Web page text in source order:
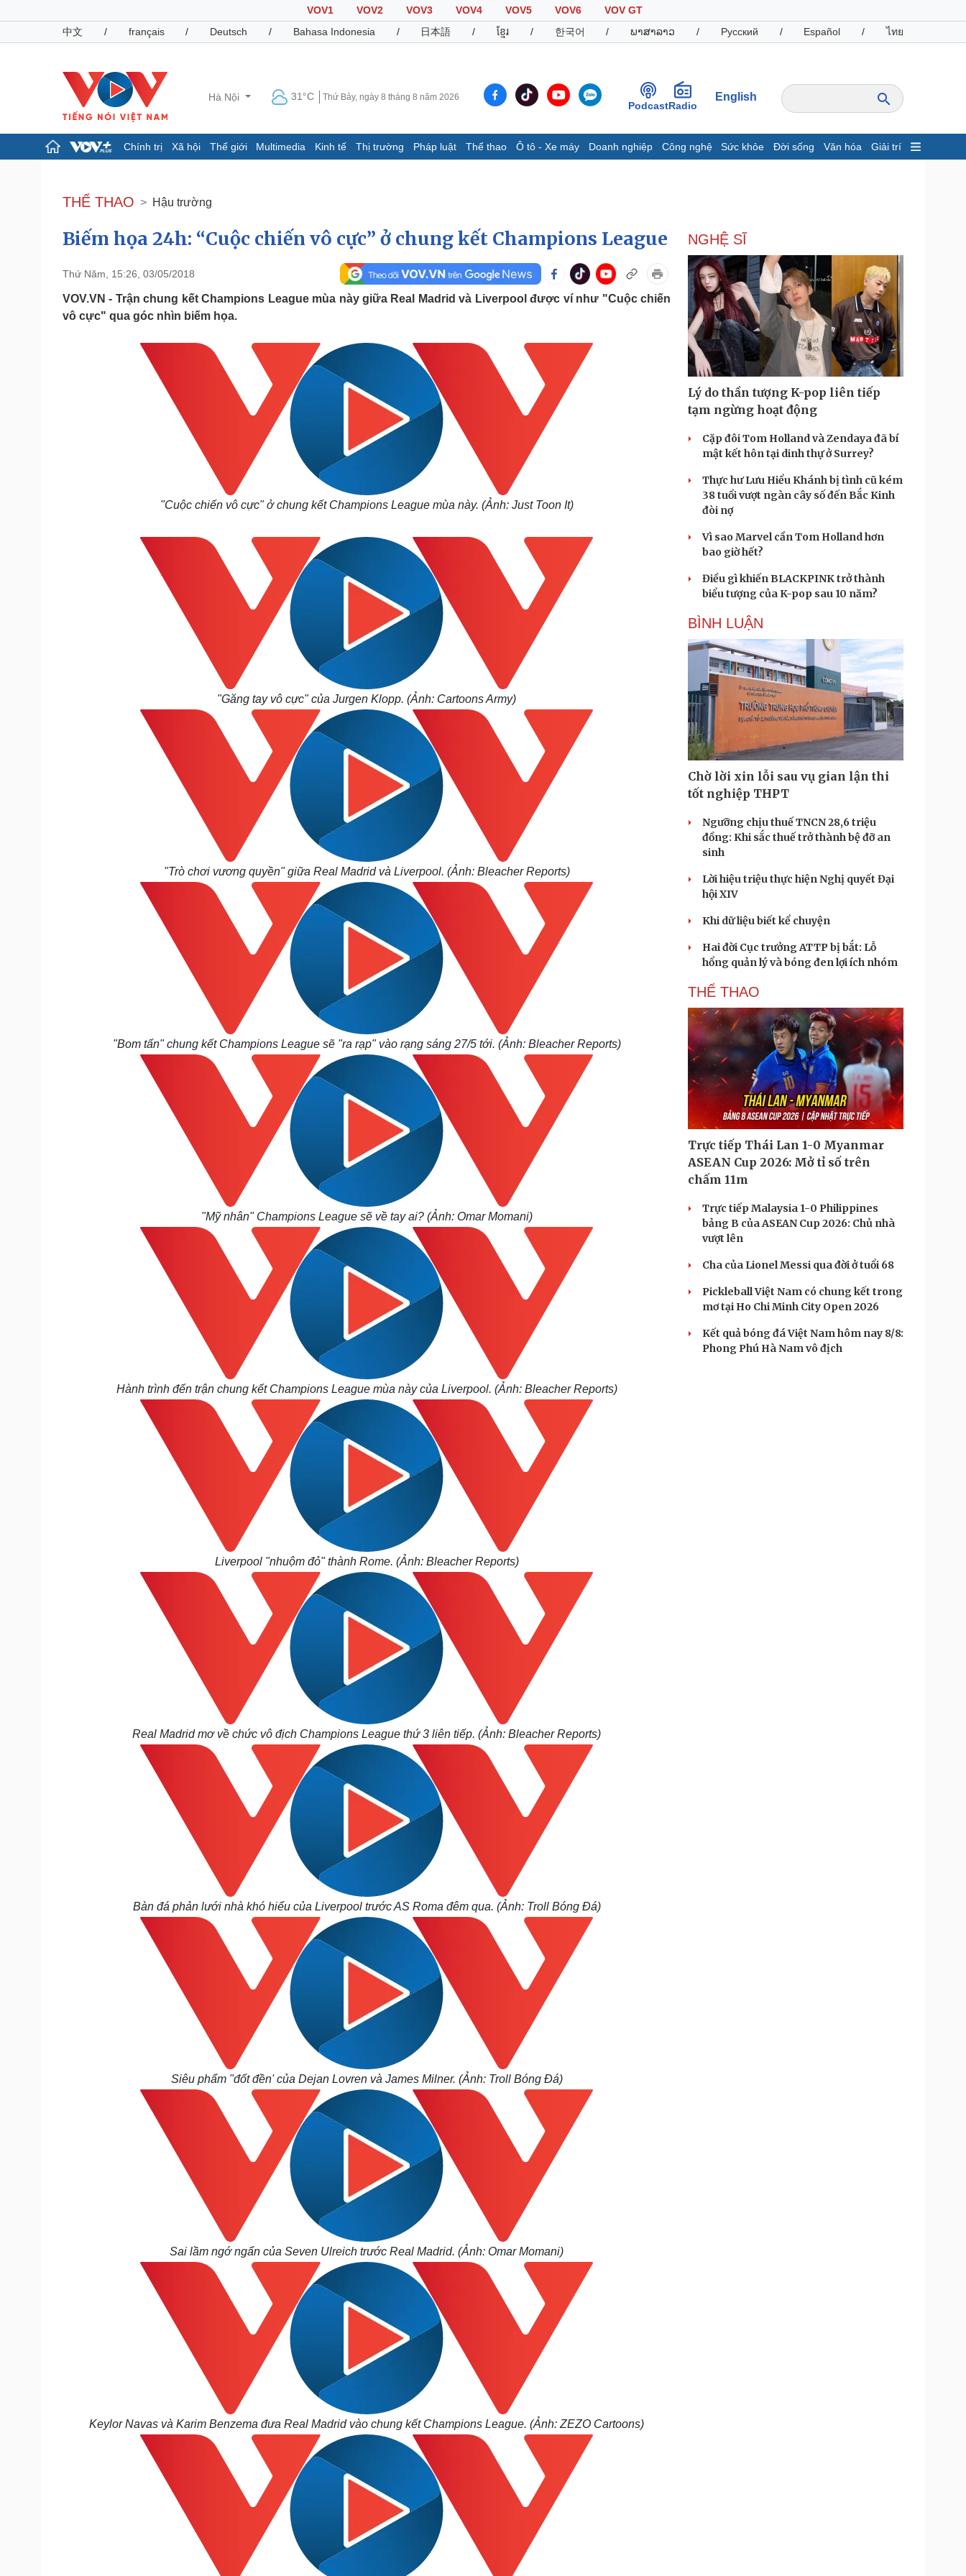
VOV1 VOV2 VOV3 VOV4 VOV5 VOV6
VOV GT
中文
/ français / Deutsch / Bahasa Indonesia / 日本語 / ខ្មែរ / 한국어 / ພາສາລາວ / Русский / Español / ไทย
Hà Nội 31°C Thứ Bảy, ngày 8 tháng 8 năm 2026
PodcastRadio
English
Chính trị Xã hội Thế giới Multimedia Kinh tế Thị trường Pháp luật Thể thao Ô tô - Xe máy Doanh nghiệp Công nghệ Sức khỏe Đời sống Văn hóa Giải trí
Đảng
Tổ chức nhân sự
Quốc hội
Nhận diện sự thật
Dự báo thời tiết
Dấu ấn VOV
Infographic
Giá cà phê
Pháp luật
Vụ án
Quân sự - Quốc phòng
Vũ khí
Phân tích
Thể thao
Thế giới thể thao
Ô tô - Xe máy
Tư vấn
Doanh nghiệp
Thông tin doanh nghiệp
Doanh nghiệp 24h
Doanh nhân
Vì cộng đồng
Công nghệ
Sành điệu
Tin Công nghệ
Trải nghiệm
Chuyển đổi số
Đời sống
Tình yêu - Gia đình
Văn hóa
Sân khấu - Điện ảnh
Văn học
Âm nhạc
Giải trí
Nghệ sĩ
Thời trang
Sao Việt
Podcast
Câu chuyện thời sự
Đọc truyện đêm khuya
Cửa sổ tình yêu
Hạt giống tâm hồn
THỂ THAO Hậu trường
Biếm họa 24h: “Cuộc chiến vô cực” ở chung kết Champions League
Thứ Năm, 15:26, 03/05/2018
VOV.VN - Trận chung kết Champions League mùa này giữa Real Madrid và Liverpool được ví như "Cuộc chiến
vô cực" qua góc nhìn biếm họa.
"Cuộc chiến vô cực" ở chung kết Champions League mùa này. (Ảnh: Just Toon It)
"Găng tay vô cực" của Jurgen Klopp. (Ảnh: Cartoons Army)
"Trò chơi vương quyền" giữa Real Madrid và Liverpool. (Ảnh: Bleacher Reports)
"Bom tấn" chung kết Champions League sẽ "ra rạp" vào rạng sáng 27/5 tới. (Ảnh: Bleacher Reports)
"Mỹ nhân" Champions League sẽ về tay ai? (Ảnh: Omar Momani)
Hành trình đến trận chung kết Champions League mùa này của Liverpool. (Ảnh: Bleacher Reports)
Liverpool "nhuộm đỏ" thành Rome. (Ảnh: Bleacher Reports)
Real Madrid mơ về chức vô địch Champions League thứ 3 liên tiếp. (Ảnh: Bleacher Reports)
Bàn đá phản lưới nhà khó hiểu của Liverpool trước AS Roma đêm qua. (Ảnh: Troll Bóng Đá)
Siêu phẩm "đốt đền' của Dejan Lovren và James Milner. (Ảnh: Troll Bóng Đá)
Sai lầm ngớ ngẩn của Seven Ulreich trước Real Madrid. (Ảnh: Omar Momani)
Keylor Navas và Karim Benzema đưa Real Madrid vào chung kết Champions League. (Ảnh: ZEZO Cartoons)
NGHỆ SĨ
Lý do thần tượng K-pop liên tiếp
tạm ngừng hoạt động
Cặp đôi Tom Holland và Zendaya đã bí
mật kết hôn tại dinh thự ở Surrey?
Thực hư Lưu Hiểu Khánh bị tình cũ kém
38 tuổi vượt ngàn cây số đến Bắc Kinh
đòi nợ
Vì sao Marvel cần Tom Holland hơn
bao giờ hết?
Điều gì khiến BLACKPINK trở thành
biểu tượng của K-pop sau 10 năm?
BÌNH LUẬN
Chờ lời xin lỗi sau vụ gian lận thi
tốt nghiệp THPT
Ngưỡng chịu thuế TNCN 28,6 triệu
đồng: Khi sắc thuế trở thành bệ đỡ an
sinh
Lời hiệu triệu thực hiện Nghị quyết Đại
hội XIV
Khi dữ liệu biết kể chuyện
Hai đời Cục trưởng ATTP bị bắt: Lỗ
hổng quản lý và bóng đen lợi ích nhóm
THỂ THAO
Trực tiếp Thái Lan 1-0 Myanmar
ASEAN Cup 2026: Mở tỉ số trên
chấm 11m
Trực tiếp Malaysia 1-0 Philippines
bảng B của ASEAN Cup 2026: Chủ nhà
vượt lên
Cha của Lionel Messi qua đời ở tuổi 68
Pickleball Việt Nam có chung kết trong
mơ tại Ho Chi Minh City Open 2026
Kết quả bóng đá Việt Nam hôm nay 8/8:
Phong Phú Hà Nam vô địch